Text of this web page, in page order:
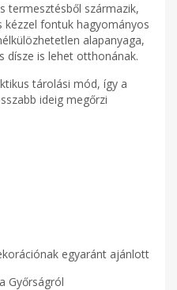
termesztésből származik,
kézzel fontuk hagyományos
alapanyaga,
dísze is lehet otthonának.
tárolási mód, így a
ideig megőrzi
egyaránt ajánlott
Győrságról